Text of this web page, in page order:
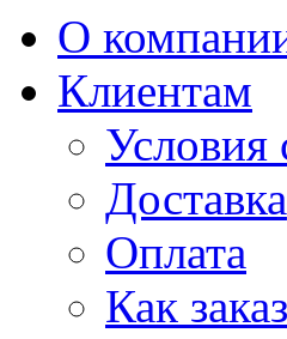
О
Клиентам
Условия
Доставка
Оплата
Как